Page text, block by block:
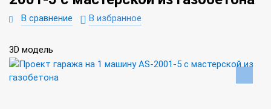
В сравнение В избранное
3D модель